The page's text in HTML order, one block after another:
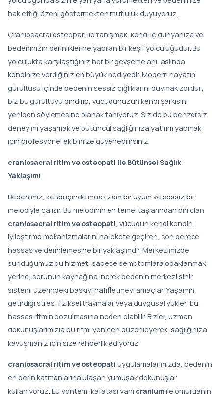
hak ettiği özeni göstermekten mutluluk duyuyoruz.
Craniosacral osteopati ile tanışmak, kendi iç dünyanıza ve
bedeninizin derinliklerine yapılan bir keşif yolculuğudur. Bu
yolculukta karşılaştığınız her bir gevşeme anı, aslında
kendinize verdiğiniz en büyük hediyedir. Modern hayatın
gürültüsü içinde bedenin sessiz çığlıklarını duymak zordur;
biz bu gürültüyü dindirip, vücudunuzun kendi şarkısını
yeniden söylemesine olanak tanıyoruz. Siz de bu benzersiz
deneyimi yaşamak ve bütüncül sağlığınıza yatırım yapmak
için profesyonel ekibimize güvenebilirsiniz.
craniosacral ritim ve osteopati ile Bütünsel Sağlık
Yaklaşımı
Bedenimiz, kendi içinde muazzam bir uyum ve sessiz bir
melodiyle çalışır. Bu melodinin en temel taşlarından biri olan
craniosacral ritim ve osteopati, vücudun kendi kendini
iyileştirme mekanizmalarını harekete geçiren, son derece
hassas ve derinlemesine bir yaklaşımdır. Merkezimizde
sunduğumuz bu hizmet, sadece semptomlara odaklanmak
yerine, sorunun kaynağına inerek bedenin merkezi sinir
sistemi üzerindeki baskıyı hafifletmeyi amaçlar. Yaşamın
getirdiği stres, fiziksel travmalar veya duygusal yükler, bu
hassas ritmin bozulmasına neden olabilir. Bizler, uzman
dokunuşlarımızla bu ritmi yeniden düzenleyerek, sağlığınıza
kavuşmanız için size rehberlik ediyoruz.
craniosacral ritim ve osteopati uygulamalarımızda, bedenin
en derin katmanlarına ulaşan yumuşak dokunuşlar
kullanıyoruz. Bu yöntem, kafatası yani cranium ile omurganın